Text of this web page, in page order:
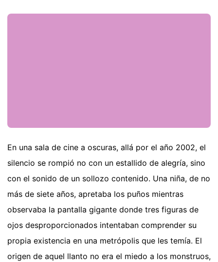
En una sala de cine a oscuras, allá por el año 2002, el
silencio se rompió no con un estallido de alegría, sino
con el sonido de un sollozo contenido. Una niña, de no
más de siete años, apretaba los puños mientras
observaba la pantalla gigante donde tres figuras de
ojos desproporcionados intentaban comprender su
propia existencia en una metrópolis que les temía. El
origen de aquel llanto no era el miedo a los monstruos,